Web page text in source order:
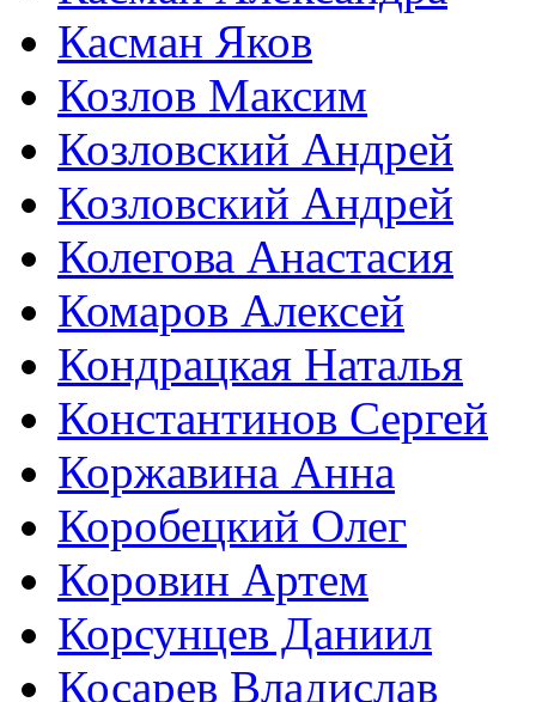
Касман Яков
Козлов Максим
Козловский Андрей
Козловский Андрей
Колегова Анастасия
Комаров Алексей
Кондрацкая Наталья
Константинов Сергей
Коржавина Анна
Коробецкий Олег
Коровин Артем
Корсунцев Даниил
Косарев Владислав